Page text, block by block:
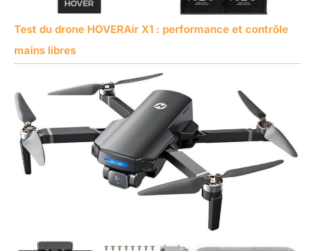
Test du drone HOVERAir X1 : performance et contrôle
mains libres